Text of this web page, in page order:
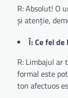
R: Absolut! O
și atenție,
Î: Ce fel
R: Limbajul ar
formal este
ton afectuos